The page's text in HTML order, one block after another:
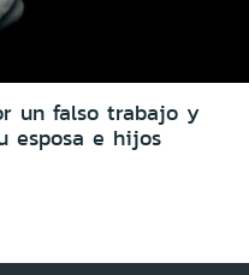
un falso trabajo y
esposa e hijos